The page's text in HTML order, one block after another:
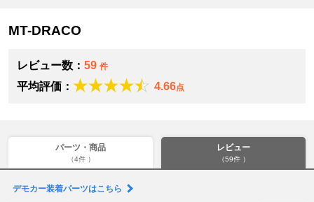
MT-DRACO
レビュー数： 59 件
平均評価： 4.66点
パーツ・商品
（4件 ）
レビュー
（59件 ）
デモカー装着パーツはこちら